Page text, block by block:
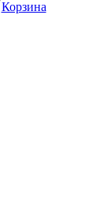
Корзина